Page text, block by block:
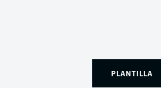
PLANTILLA